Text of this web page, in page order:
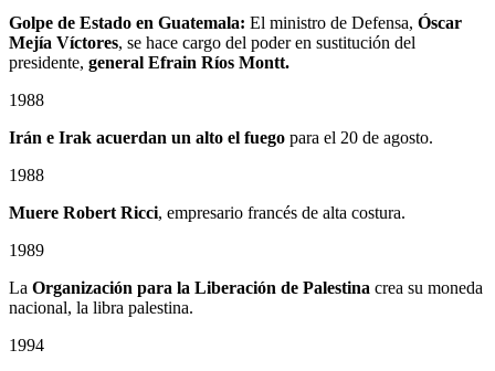
Golpe de Estado en Guatemala: El ministro de Defensa, Óscar
Mejía Víctores, se hace cargo del poder en sustitución del
presidente, general Efrain Ríos Montt.
1988
Irán e Irak acuerdan un alto el fuego para el 20 de agosto.
1988
Muere Robert Ricci, empresario francés de alta costura.
1989
La Organización para la Liberación de Palestina crea su moneda
nacional, la libra palestina.
1994